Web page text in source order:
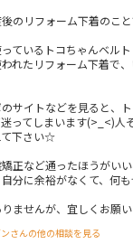
のリフォーム下着のこ
ているトコちゃんベルト
れたリフォーム下着で
サイトなどを見ると、
ってしまいます(>_<)人
て下さい☆
正など通ったほうがい
分に余裕がなくて、何も
ませんが、宜しくお願い
さんの他の相談を見る